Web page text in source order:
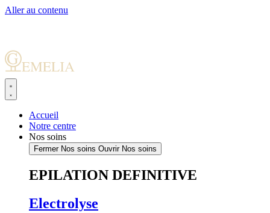
Aller au contenu
Accueil
Notre centre
Nos soins
Fermer Nos soins Ouvrir Nos soins
EPILATION DEFINITIVE
Electrolyse